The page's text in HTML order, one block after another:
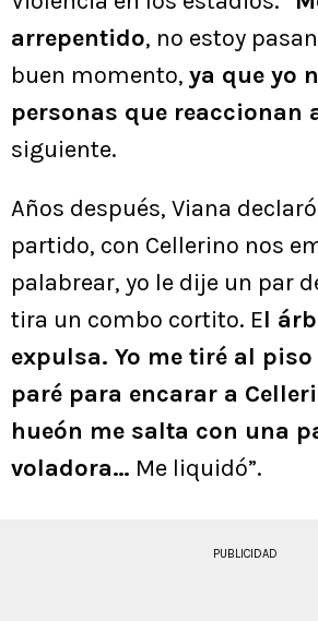
arrepentido, no estoy
buen momento, ya que yo
personas que reaccionan
siguiente.
Años después, Viana
partido, con Cellerino nos
palabrear, yo le dije un par
tira un combo cortito. El
expulsa. Yo me tiré al
paré para encarar a
hueón me salta con una
voladora… Me liquidó”.
PUBLICIDAD